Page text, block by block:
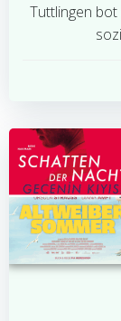
Tuttlingen bot